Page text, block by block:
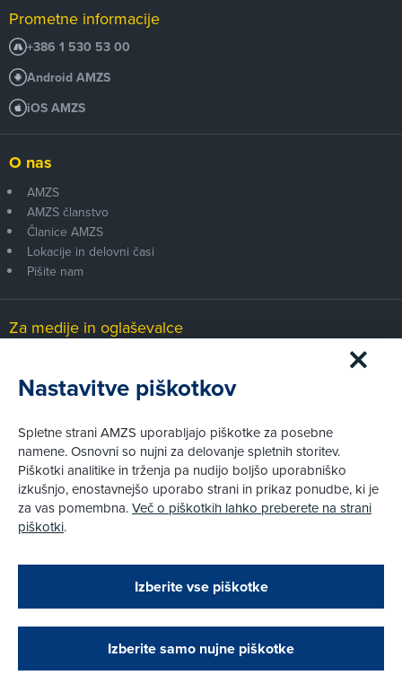
Zapri
Podarjamo vam 10 €!
Obstoječi in novi AMZS člani, ki boste v AMZS
opravili registracijo vozila, boste prejeli
vrednostno darilno kartico z dobroimetjem v višini
Prometne informacije
+386 1 530 53 00
Android AMZS
iOS AMZS
O nas
AMZS
AMZS članstvo
Članice AMZS
Lokacije in delovni časi
Pišite nam
Za medije in oglaševalce
Piškotki
Politika zasebnosti
Informacije o obdelavi osebnih podatkov - videonadzor
Pravno obvestilo
Izvensodno reševanje potrošniških sporov
Cenik članstva AMZS
Pri spletni včlanitvi so podprta naslednja plačilna sredstva:
Nastavitve piškotkov
Spletne strani AMZS uporabljajo piškotke za posebne
namene. Osnovni so nujni za delovanje spletnih storitev.
Piškotki analitike in trženja pa nudijo boljšo uporabniško
izkušnjo, enostavnejšo uporabo strani in prikaz ponudbe, ki je
za vas pomembna.Več o piškotkih lahko preberete na strani
piškotki.
Izberite vse piškotke
Izberite samo nujne piškotke